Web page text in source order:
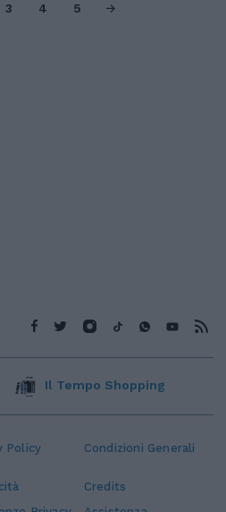
3 4 5
Policy Condizioni Generali
Credits
Il Tempo Shopping